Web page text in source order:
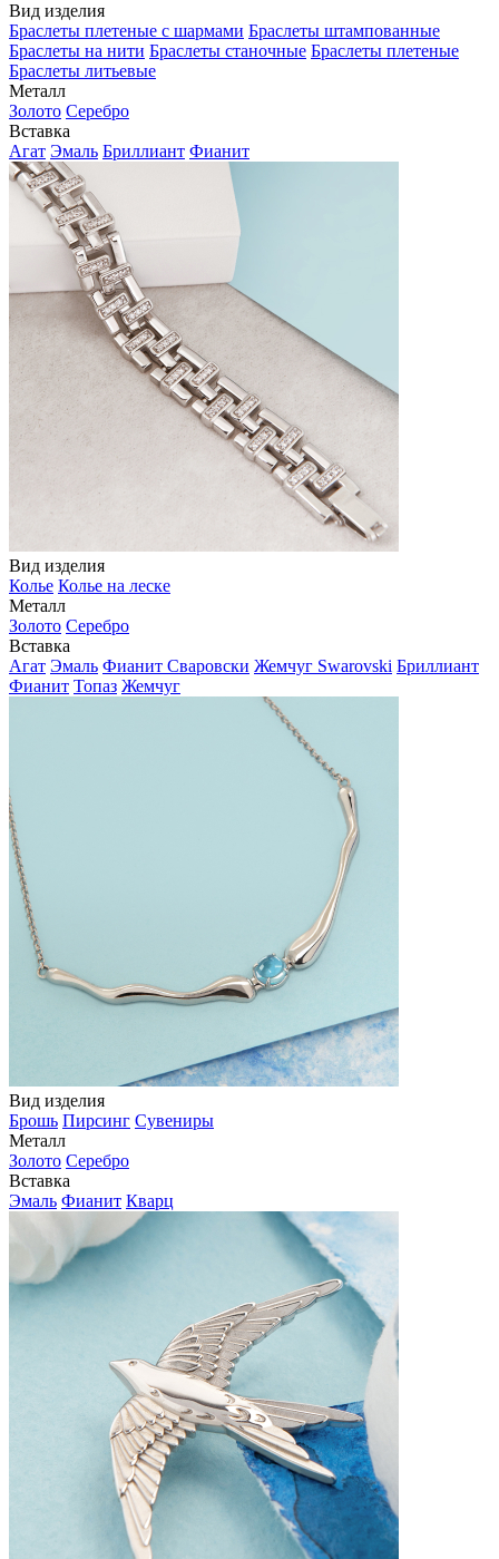
Вид изделия
Браслеты плетеные с шармами Браслеты штампованные
Браслеты на нити Браслеты станочные Браслеты плетеные
Браслеты литьевые
Металл
Золото Серебро
Вставка
Агат Эмаль Бриллиант Фианит
Вид изделия
Колье Колье на леске
Металл
Золото Серебро
Вставка
Агат Эмаль Фианит Сваровски Жемчуг Swarovski Бриллиант
Фианит Топаз Жемчуг
Вид изделия
Брошь Пирсинг Сувениры
Металл
Золото Серебро
Вставка
Эмаль Фианит Кварц